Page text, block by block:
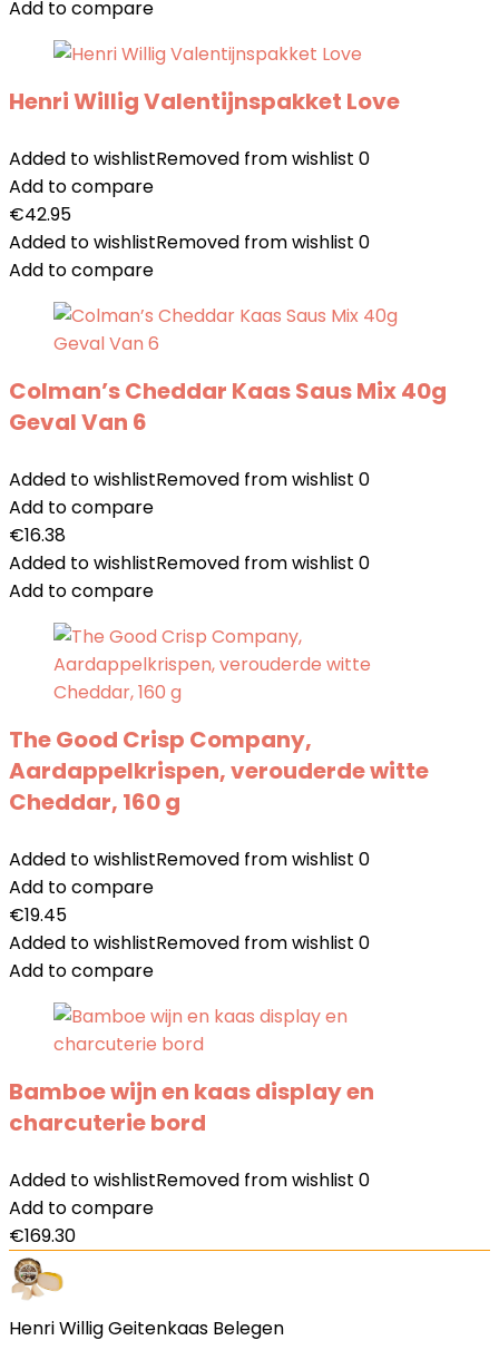
Add to compare
Henri Willig Valentijnspakket Love
Added to wishlistRemoved from wishlist 0
Add to compare
€42.95
Added to wishlistRemoved from wishlist 0
Add to compare
Colman’s Cheddar Kaas Saus Mix 40g
Geval Van 6
Added to wishlistRemoved from wishlist 0
Add to compare
€16.38
Added to wishlistRemoved from wishlist 0
Add to compare
The Good Crisp Company,
Aardappelkrispen, verouderde witte
Cheddar, 160 g
Added to wishlistRemoved from wishlist 0
Add to compare
€19.45
Added to wishlistRemoved from wishlist 0
Add to compare
Bamboe wijn en kaas display en
charcuterie bord
Added to wishlistRemoved from wishlist 0
Add to compare
€169.30
Henri Willig Geitenkaas Belegen